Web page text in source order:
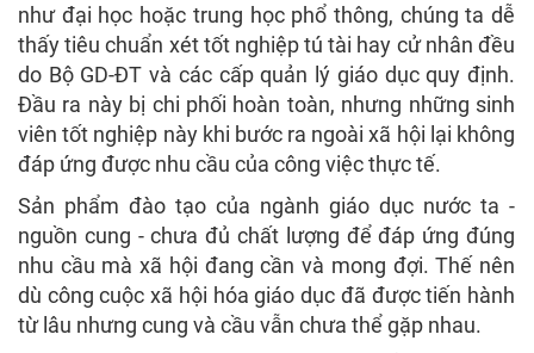
như đại học hoặc trung học phổ thông, chúng ta dễ
thấy tiêu chuẩn xét tốt nghiệp tú tài hay cử nhân đều
do Bộ GD-ĐT và các cấp quản lý giáo dục quy định.
Đầu ra này bị chi phối hoàn toàn, nhưng những sinh
viên tốt nghiệp này khi bước ra ngoài xã hội lại không
đáp ứng được nhu cầu của công việc thực tế.
Sản phẩm đào tạo của ngành giáo dục nước ta -
nguồn cung - chưa đủ chất lượng để đáp ứng đúng
nhu cầu mà xã hội đang cần và mong đợi. Thế nên
dù công cuộc xã hội hóa giáo dục đã được tiến hành
từ lâu nhưng cung và cầu vẫn chưa thể gặp nhau.